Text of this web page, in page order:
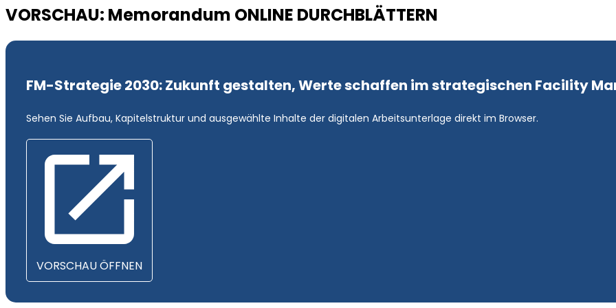
VORSCHAU: Memorandum ONLINE DURCHBLÄTTERN
FM-Strategie 2030: Zukunft gestalten, Werte schaffen im strategischen Facility
Sehen Sie Aufbau, Kapitelstruktur und ausgewählte Inhalte der digitalen Arbeitsunterlage direkt im Browser.
VORSCHAU ÖFFNEN